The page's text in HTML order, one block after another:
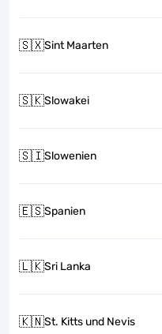
🇸🇽Sint Maarten
🇸🇰Slowakei
🇸🇮Slowenien
🇪🇸Spanien
🇱🇰Sri Lanka
🇰🇳St. Kitts und Nevis